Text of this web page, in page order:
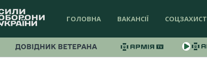
ГОЛОВНА ВАКАНСІЇ СОЦЗАХИСТ
ДОВІДНИК ВЕТЕРАНА